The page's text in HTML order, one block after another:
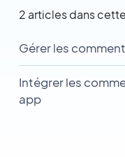
2 articles dans
Gérer les
Intégrer les
app